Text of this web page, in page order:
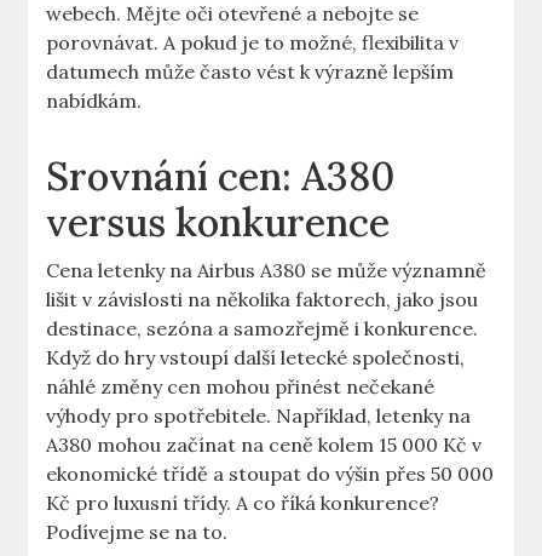
webech. Mějte oči otevřené a nebojte​ se
porovnávat. ‌A pokud je to možné, flexibilita v
datumech může často vést‍ k výrazně lepším
nabídkám.
Srovnání ​cen: A380
versus konkurence
Cena letenky na Airbus A380 se může významně
lišit v závislosti na několika faktorech, jako‌ jsou
destinace, sezóna a ‍samozřejmě​ i konkurence.
Když do hry ​vstoupí další letecké společnosti, ​
náhlé ​změny cen mohou přinést nečekané
výhody pro​ spotřebitele. Například, letenky na⁢
A380 mohou⁤ začínat na ceně ⁢kolem 15 000 ⁣Kč⁣ v
ekonomické třídě a stoupat do výšin přes 50 000
Kč pro luxusní třídy. A co ⁣říká konkurence?
Podívejme se na to.